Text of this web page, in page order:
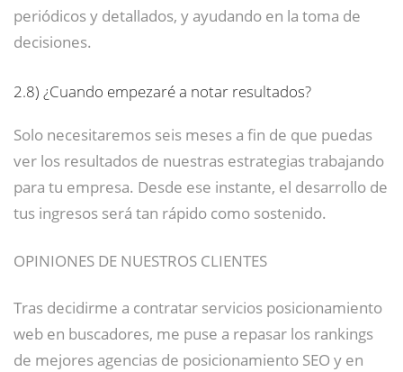
periódicos y detallados, y ayudando en la toma de
decisiones.
2.8) ¿Cuando empezaré a notar resultados?
Solo necesitaremos seis meses a fin de que puedas
ver los resultados de nuestras estrategias trabajando
para tu empresa. Desde ese instante, el desarrollo de
tus ingresos será tan rápido como sostenido.
OPINIONES DE NUESTROS CLIENTES
Tras decidirme a contratar servicios posicionamiento
web en buscadores, me puse a repasar los rankings
de mejores agencias de posicionamiento SEO y en